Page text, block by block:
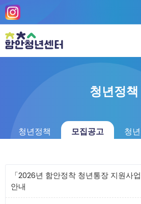
청년정책
청년정책 모집공고 청
「2026년 함안정착 청년통장 지원사
안내